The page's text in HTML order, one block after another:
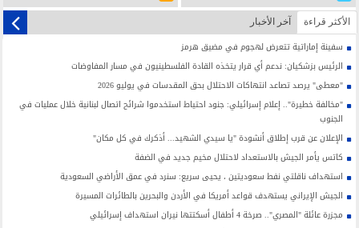
الأکثر قراءة آخر الأخبار
سفينة إماراتية تتعرض لهجوم في مضيق هرمز
الرئيس بزشكيان: ندعم أي قرار يتخذه القادة الفلسطينيون في مسار المفاوضات
"معطى" يرصد تصاعد انتهاكات الاحتلال بحق المقدسات في يوليو 2026
"مخالفة خطيرة".. إعلام إسرائيلي: جنود احتياط استخدموا شرائح اتصال لبنانية خلال عمليات في
الجنوب
الإعلان عن قرب إطلاق أنشودة "يا سيدي الشهيد... أذكرك في كل مكان"
كاتس يأمر الجيش بالاستعداد لاحتلال مخيم جديد في الضفة
استهداف ناقلتي نفط سعوديتين ، يحيى سريع: سنرد في عمق الأراضي السعودية
الجيش الإيراني يستهدف قواعد أمريكا في الأردن والبحرين بالطائرات المسيرة
مجزرة عائلة "المصري".. صرخة 4 أطفال أسكتتها نيران استهداف إسرائيلي